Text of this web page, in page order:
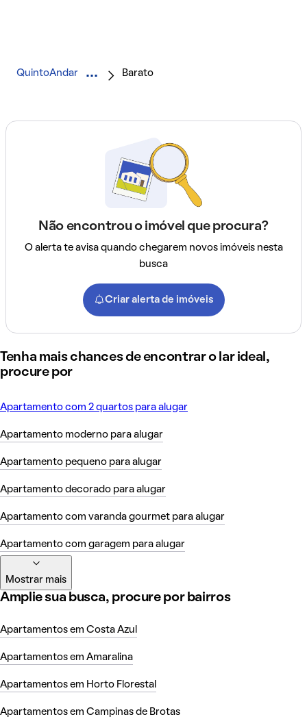
QuintoAndar Barato
Não encontrou o imóvel que procura?
O alerta te avisa quando chegarem novos imóveis nesta
busca
Criar alerta de imóveis
Tenha mais chances de encontrar o lar ideal,
procure por
Apartamento com 2 quartos para alugar
Apartamento moderno para alugar
Apartamento pequeno para alugar
Apartamento decorado para alugar
Apartamento com varanda gourmet para alugar
Apartamento com garagem para alugar
Mostrar mais
Amplie sua busca, procure por bairros
Apartamentos em Costa Azul
Apartamentos em Amaralina
Apartamentos em Horto Florestal
Apartamentos em Campinas de Brotas